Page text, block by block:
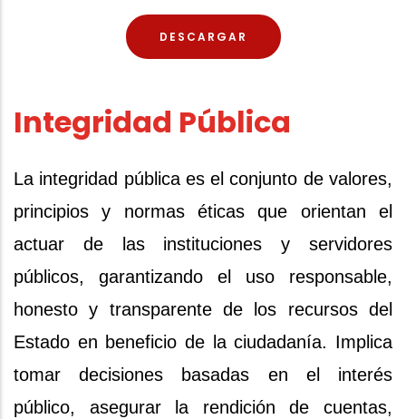
DESCARGAR
Integridad Pública
La integridad pública es el conjunto de valores,
principios y normas éticas que orientan el
actuar de las instituciones y servidores
públicos, garantizando el uso responsable,
honesto y transparente de los recursos del
Estado en beneficio de la ciudadanía. Implica
tomar decisiones basadas en el interés
público, asegurar la rendición de cuentas,